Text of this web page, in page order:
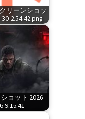
リーンショッ
30-2.54.42.png
ョット 2026-
9.16.41